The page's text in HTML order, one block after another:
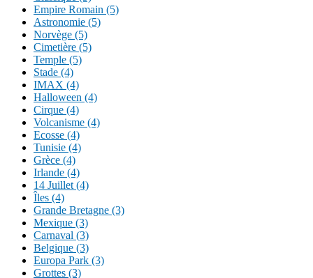
Empire Romain (5)
Astronomie (5)
Norvège (5)
Cimetière (5)
Temple (5)
Stade (4)
IMAX (4)
Halloween (4)
Cirque (4)
Volcanisme (4)
Ecosse (4)
Tunisie (4)
Grèce (4)
Irlande (4)
14 Juillet (4)
Îles (4)
Grande Bretagne (3)
Mexique (3)
Carnaval (3)
Belgique (3)
Europa Park (3)
Grottes (3)